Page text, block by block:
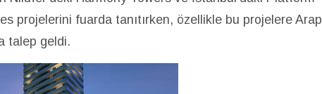
projelerini fuarda tanıtırken, özellikle bu projelere Arap
talep geldi.